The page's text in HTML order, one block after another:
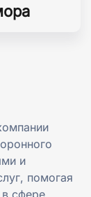
и
помогая
сфере